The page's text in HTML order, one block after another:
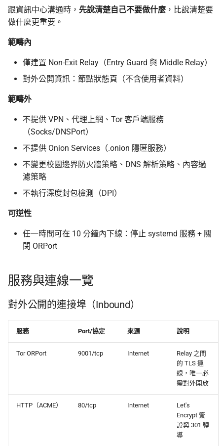
事件處置 Runbook
驗收與連線測試
IPv6 設定（選用）
相關閱讀
跟資訊中心溝通時， 先說清楚自己不要做什麼 ，比說清楚要
做什麼更重要。
範疇內
僅建置 Non-Exit Relay（Entry Guard 與 Middle Relay）
對外公開資訊：節點狀態頁（不含使用者資料）
範疇外
不提供 VPN、代理上網、Tor 客戶端服務
（Socks/DNSPort）
不提供 Onion Services（.onion 隱匿服務）
不變更校園邊界防火牆策略、DNS 解析策略、內容過
濾策略
不執行深度封包檢測（DPI）
可逆性
任一時間可在 10 分鐘內下線：停止 systemd 服務 + 關
閉 ORPort
服務與連線一覽
對外公開的連接埠（Inbound）
服務 Port/協定 來源 說明
Tor ORPort 9001/tcp Internet
Relay 之間
的 TLS 連
線，唯一必
需對外開放
HTTP（ACME） 80/tcp Internet
Let's
Encrypt 簽
證與 301 轉
導